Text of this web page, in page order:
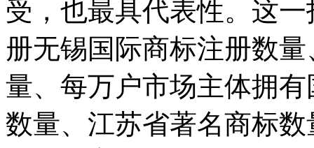
受，也最具代表性。这
册无锡国际商标注册数
量、每万户市场主体拥
数量、江苏省著名商标